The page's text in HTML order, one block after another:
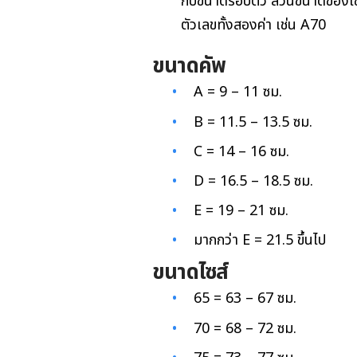
ตัวเลขทั้งสองค่า เช่น A70
ขนาดคัพ
A = 9 – 11 ซม.
B = 11.5 – 13.5 ซม.
C = 14 – 16 ซม.
D = 16.5 – 18.5 ซม.
E = 19 – 21 ซม.
มากกว่า E = 21.5 ขึ้นไป
ขนาดไซส์
65 = 63 – 67 ซม.
70 = 68 – 72 ซม.